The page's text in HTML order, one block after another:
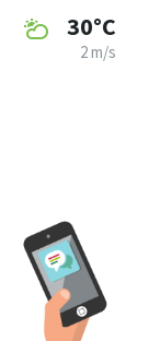
30°C
2 m/s